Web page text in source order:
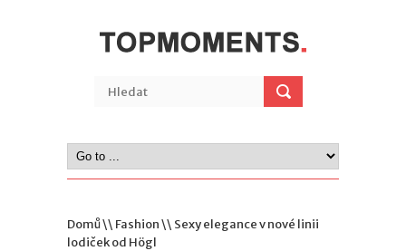
Domů\\ Fashion\\ Sexy elegance v nové linii
lodiček od Högl